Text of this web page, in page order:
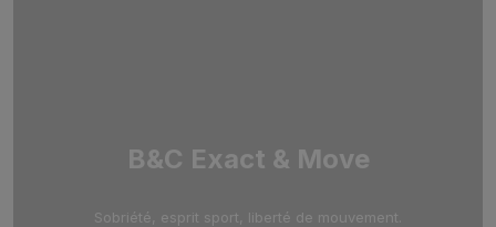
B&C Exact & Move
Sobriété, esprit sport, liberté de mouvement.